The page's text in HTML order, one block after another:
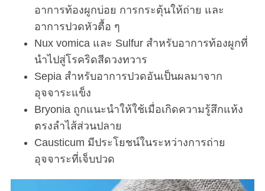
อาการท้องผูกบ่อย การกระตุ้นให้ถ่าย และ
อาการปวดหัวตื้อ ๆ
Nux vomica และ Sulfur สำหรับอาการท้องผูกที่
นำไปสู่โรคริดสีดวงทวาร
Sepia สำหรับอาการปวดอันเป็นผลมาจาก
อุจจาระแข็ง
Bryonia ถูกแนะนำให้ใช้เมื่อเกิดความรู้สึกแห้ง
ตรงลำไส้ส่วนปลาย
Causticum มีประโยชน์ในระหว่างการถ่าย
อุจจาระที่เจ็บปวด